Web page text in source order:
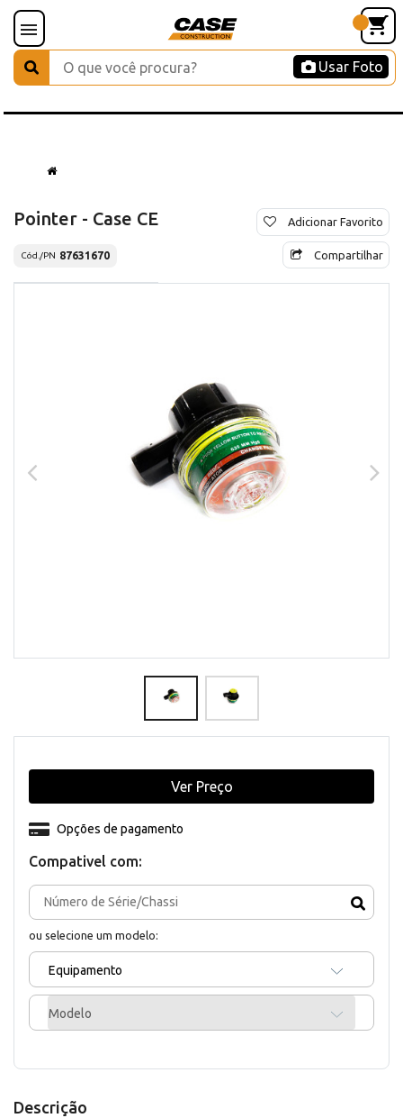
Usar Foto
Pointer - Case CE
Cód./PN 87631670
Adicionar Favorito
Compartilhar
Compativel com:
ou selecione um modelo:
Equipamento
Modelo
Opções de pagamento
Ver Preço
Descrição